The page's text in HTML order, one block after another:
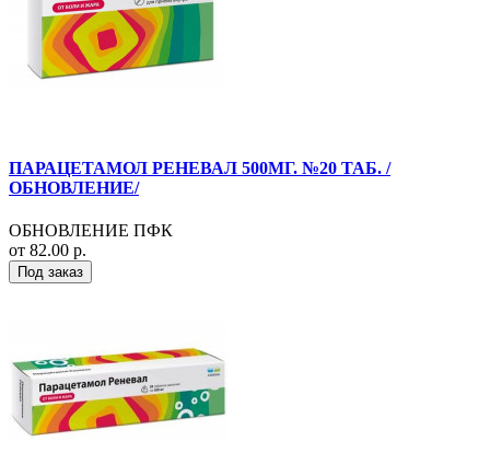
ПАРАЦЕТАМОЛ РЕНЕВАЛ 500МГ. №20 ТАБ. /
ОБНОВЛЕНИЕ/
ОБНОВЛЕНИЕ ПФК
от 82.00 р.
Под заказ